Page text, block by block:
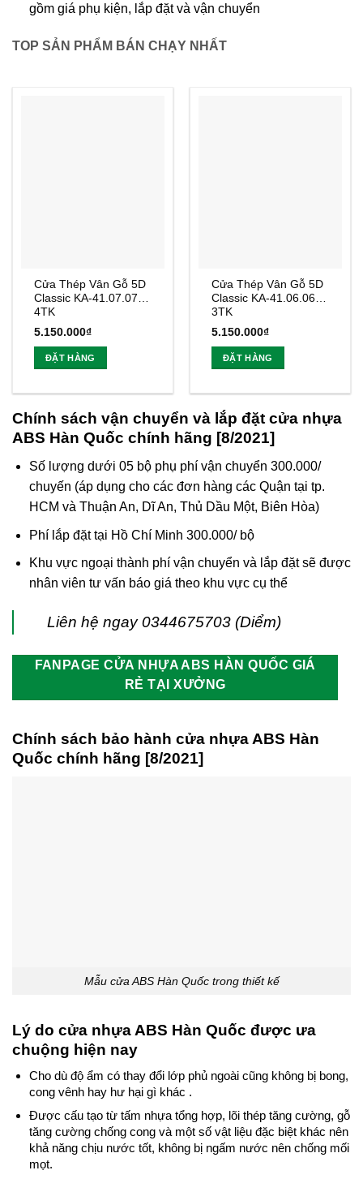
gồm giá phụ kiện, lắp đặt và vận chuyển
TOP SẢN PHẨM BÁN CHẠY NHẤT
Cửa Thép Vân Gỗ 5D
Classic KA-41.07.07A-
4TK
5.150.000₫
ĐẶT HÀNG
Cửa Thép Vân Gỗ 5D
Classic KA-41.06.06A-
3TK
5.150.000₫
ĐẶT HÀNG
Chính sách vận chuyển và lắp đặt cửa nhựa
ABS Hàn Quốc chính hãng [8/2021]
Số lượng dưới 05 bộ phụ phí vận chuyển 300.000/
chuyến (áp dụng cho các đơn hàng các Quận tại tp.
HCM và Thuận An, Dĩ An, Thủ Dầu Một, Biên Hòa)
Phí lắp đặt tại Hồ Chí Minh 300.000/ bộ
Khu vực ngoại thành phí vận chuyển và lắp đặt sẽ được
nhân viên tư vấn báo giá theo khu vực cụ thể
Liên hệ ngay 0344675703 (Diểm)
FANPAGE CỬA NHỰA ABS HÀN QUỐC GIÁ
RẺ TẠI XƯỞNG
Chính sách bảo hành cửa nhựa ABS Hàn
Quốc chính hãng [8/2021]
Mẫu cửa ABS Hàn Quốc trong thiết kế
Lý do cửa nhựa ABS Hàn Quốc được ưa
chuộng hiện nay
Cho dù độ ẩm có thay đổi lớp phủ ngoài cũng không bị bong,
cong vênh hay hư hại gì khác .
Được cấu tạo từ tấm nhựa tổng hợp, lõi thép tăng cường, gỗ
tăng cường chống cong và một số vật liệu đặc biệt khác nên
khả năng chịu nước tốt, không bị ngấm nước nên chống mối
mọt.